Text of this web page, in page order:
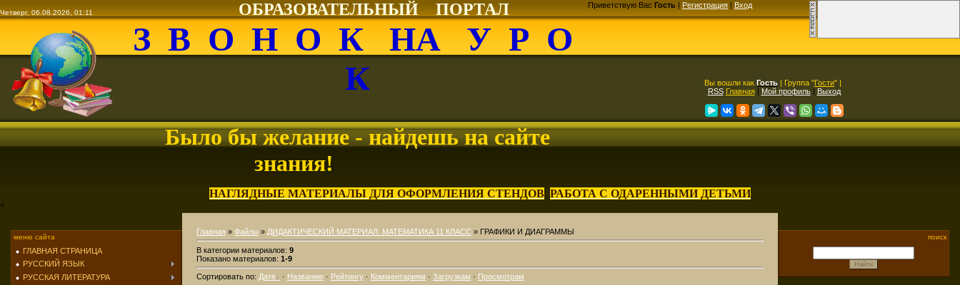
Четверг, 06.08.2026, 01:11 ОБРАЗОВАТЕЛЬНЫЙ ПОРТАЛ Приветствую Вас Гость | Регистрация | Вход
З В О Н О К НА У Р О
К
Было бы желание - найдешь на сайте
знания!
Вы вошли как Гость | Группа "Гости" |
RSS Главная| Мой профиль| Выход
НАГЛЯДНЫЕ МАТЕРИАЛЫ ДЛЯ ОФОРМЛЕНИЯ СТЕНДОВ РАБОТА С ОДАРЕННЫМИ ДЕТЬМИ
<
меню сайта
ГЛАВНАЯ СТРАНИЦА
РУССКИЙ ЯЗЫК
РУССКАЯ ЛИТЕРАТУРА
Главная » Файлы » ДИДАКТИЧЕСКИЙ МАТЕРИАЛ. МАТЕМАТИКА 11 КЛАСС » ГРАФИКИ И ДИАГРАММЫ
В категории материалов: 9
Показано материалов: 1-9
Сортировать по: Дате · Названию · Рейтингу · Комментариям · Загрузкам · Просмотрам
поиск